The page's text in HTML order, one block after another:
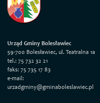
Urząd Gminy Bolesławiec
59-700 Bolesławiec, ul. Teatralna 1a
tel.: 75 732 32 21
faks: 75 735 17 83
e-mail:
urzadgminy@gminaboleslawiec.pl